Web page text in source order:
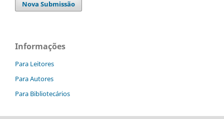
Nova Submissão
Informações
Para Leitores
Para Autores
Para Bibliotecários